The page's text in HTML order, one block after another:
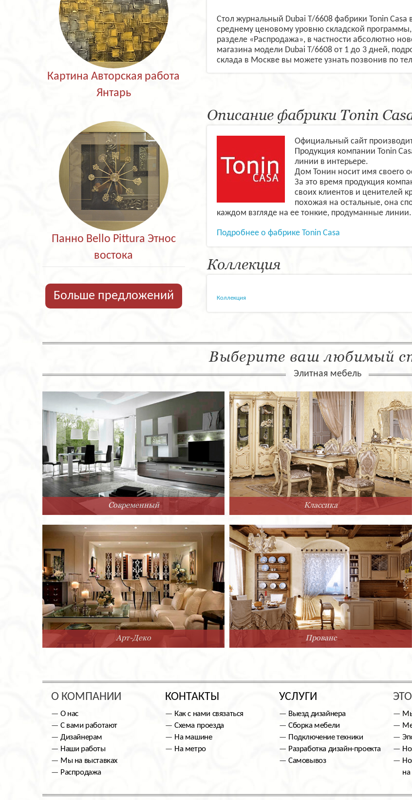
Картина Авторская работа
Янтарь
Панно Bello Pittura Этнос
востока
Больше предложений
Стол журнальный Dubai T/6608 фабрики Tonin
среднему ценовому уровню складской
разделе «Распродажа», в частности абсолютно
магазина модели Dubai T/6608 от 1 до 3 дней,
склада в Москве вы можете узнать позвонив по
Описание фабрики Tonin
Официальный сайт
Продукция компании Tonin
линии в интерьере.
Дом Тонин носит имя своего
За это время продукция
своих клиентов и ценителей
похожая на остальные, она
каждом взгляде на ее тонкие, продуманные линии.
Подробнее о фабрике Tonin Casa
Коллекция
Коллекция
Выберите ваш любимый
Элитная мебель
Современный Классика
Арт-Деко Прованс
О КОМПАНИИ
О нас
С вами работают
Дизайнерам
Наши работы
Мы на выставках
Распродажа
КОНТАКТЫ
Как с нами связаться
Схема проезда
На машине
На метро
УСЛУГИ
Выезд дизайнера
Сборка мебели
Подключение техники
Разработка дизайн-проекта
Самовывоз